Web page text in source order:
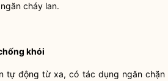
cháy lan.
khói
tự động từ xa, có tác dụng ngăn chặn